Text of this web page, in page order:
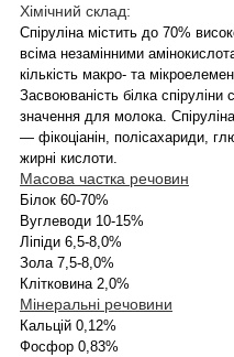
Хімічний склад:
Спіруліна містить до 70%
всіма незамінними
кількість макро- та
Засвоюваність білка
значення для молока.
— фікоціанін, полісахариди,
жирні кислоти.
Масова частка речовин
Білок 60-70%
Вуглеводи 10-15%
Ліпіди 6,5-8,0%
Зола 7,5-8,0%
Клітковина 2,0%
Мінеральні речовини
Кальцій 0,12%
Фосфор 0,83%